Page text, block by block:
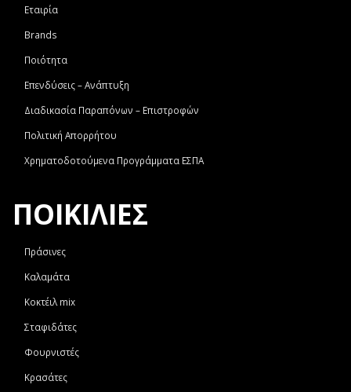
Εταιρία
Brands
Ποιότητα
Επενδύσεις – Ανάπτυξη
Διαδικασία Παραπόνων – Επιστροφών
Πολιτική Απορρήτου
Χρηματοδοτούμενα Προγράμματα ΕΣΠΑ
ΠΟΙΚΙΛΙΕΣ
Πράσινες
Καλαμάτα
Κοκτέιλ mix
Σταφιδάτες
Φουρνιστές
Κρασάτες